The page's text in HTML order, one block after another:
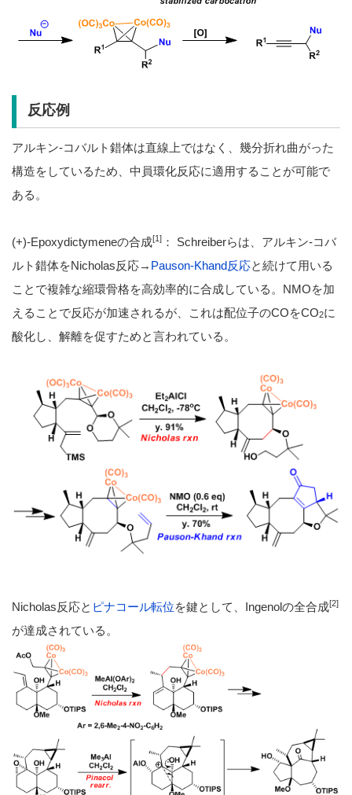
反応例
アルキン-コバルト錯体は直線上ではなく、幾分折れ曲がった
構造をしているため、中員環化反応に適用することが可能で
ある。
(+)-Epoxydictymeneの合成[1] ： Schreiberらは、アルキン-コバ
ルト錯体をNicholas反応→ Pauson-Khand反応と続けて用いる
ことで複雑な縮環骨格を高効率的に合成している。NMOを加
えることで反応が加速されるが、これは配位子のCOをCO2に
酸化し、解離を促すためと言われている。
Nicholas反応と ピナコール転位を鍵として、Ingenolの全合成[2]
が達成されている。